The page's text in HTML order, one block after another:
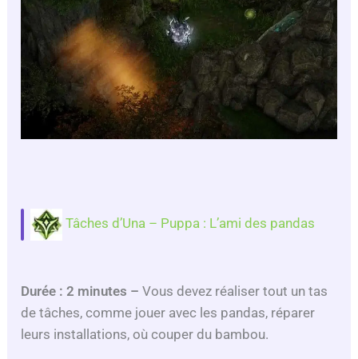
Tâches d’Una – Puppa : L’ami des pandas
Durée : 2 minutes – Vous devez réaliser tout un tas
de tâches, comme jouer avec les pandas, réparer
leurs installations, où couper du bambou.